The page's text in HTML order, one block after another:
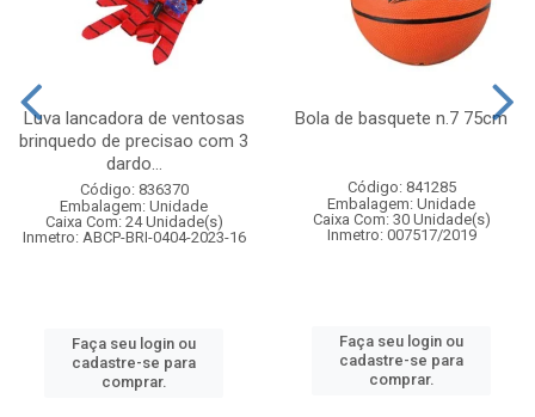
Luva lancadora de ventosas
brinquedo de precisao com 3
dardo...
Código: 836370
Embalagem: Unidade
Caixa Com: 24 Unidade(s)
Inmetro: ABCP-BRI-0404-2023-16
Faça seu login ou
cadastre-se para
comprar.
Bola de basquete n.7 75cm
Código: 841285
Embalagem: Unidade
Caixa Com: 30 Unidade(s)
Inmetro: 007517/2019
Faça seu login ou
cadastre-se para
comprar.